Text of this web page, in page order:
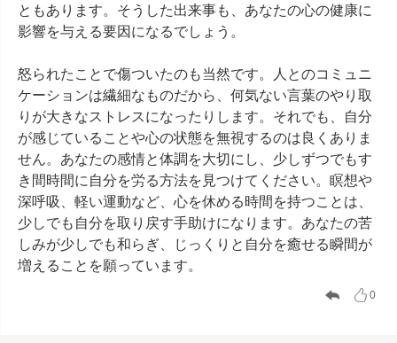
ともあります。そうした出来事も、あなたの心の健康に
影響を与える要因になるでしょう。
怒られたことで傷ついたのも当然です。人とのコミュニ
ケーションは繊細なものだから、何気ない言葉のやり取
りが大きなストレスになったりします。それでも、自分
が感じていることや心の状態を無視するのは良くありま
せん。あなたの感情と体調を大切にし、少しずつでもす
き間時間に自分を労る方法を見つけてください。瞑想や
深呼吸、軽い運動など、心を休める時間を持つことは、
少しでも自分を取り戻す手助けになります。あなたの苦
しみが少しでも和らぎ、じっくりと自分を癒せる瞬間が
増えることを願っています。
0